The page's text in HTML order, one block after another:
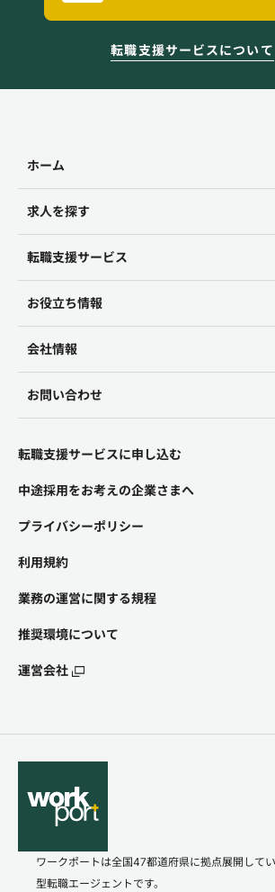
転職支援サービスについて
ホーム
求人を探す
転職支援サービス
お役立ち情報
会社情報
お問い合わせ
転職支援サービスに申し込む
中途採用をお考えの企業さまへ
プライバシーポリシー
利用規約
業務の運営に関する規程
推奨環境について
運営会社
ワークポートは全国47都道府県に拠点展開して
型転職エージェントです。